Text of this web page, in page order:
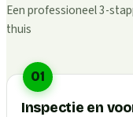
Een professioneel 3-
thuis
01
Inspectie en